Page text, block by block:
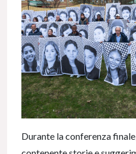
Durante la conferenza